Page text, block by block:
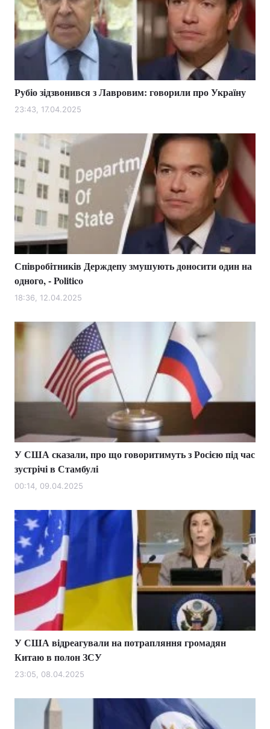
Рубіо зідзвонився з Лавровим: говорили про Україну
23:43, 17.04.2025
Співробітників Держдепу змушують доносити один на
одного, - Politico
18:36, 12.04.2025
У США сказали, про що говоритимуть з Росією під час
зустрічі в Стамбулі
00:14, 09.04.2025
У США відреагували на потрапляння громадян
Китаю в полон ЗСУ
23:05, 08.04.2025